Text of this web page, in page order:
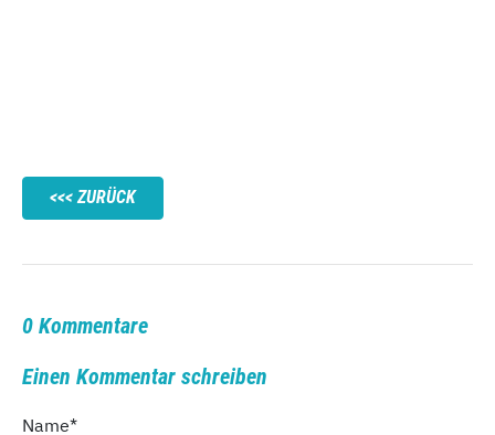
ZURÜCK
0 Kommentare
Einen Kommentar schreiben
Name*